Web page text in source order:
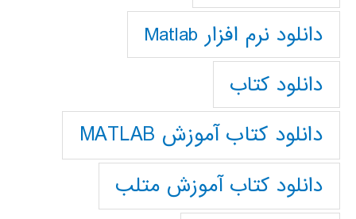
دانلود نرم افزار Matlab
دانلود کتاب
دانلود کتاب آموزش MATLAB
دانلود کتاب آموزش متلب